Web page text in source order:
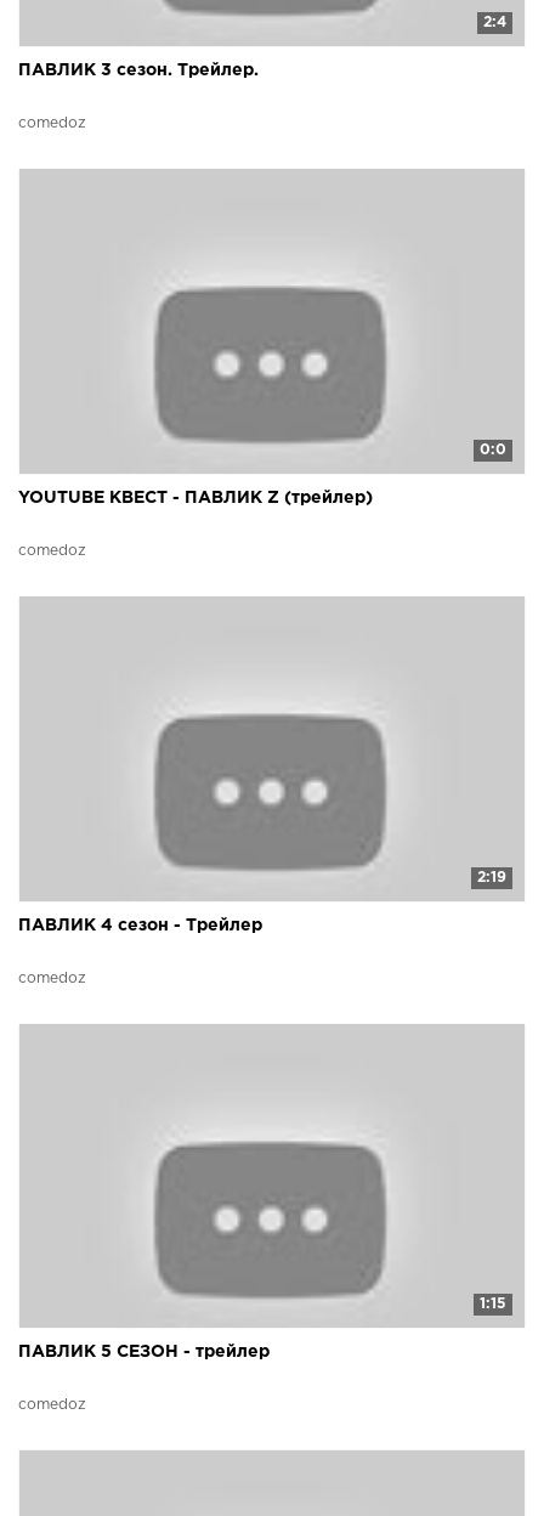
2:4
ПАВЛИК 3 сезон. Трейлер.
comedoz
0:0
YOUTUBE КВЕСТ - ПАВЛИК Z (трейлер)
comedoz
2:19
ПАВЛИК 4 сезон - Трейлер
comedoz
1:15
ПАВЛИК 5 СЕЗОН - трейлер
comedoz